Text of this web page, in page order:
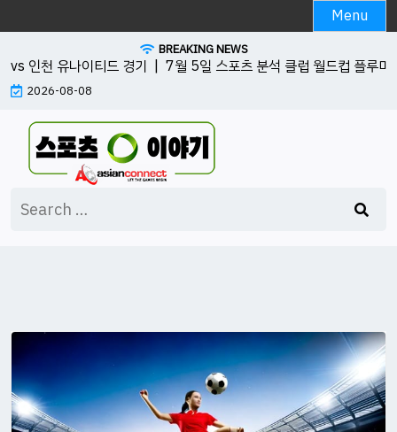
to
Menu
BREAKING NEWS
인천 유나이티드 경기 | 7월 5일 스포츠 분석 클럽 월드컵 플루미
2026-08-08
for: